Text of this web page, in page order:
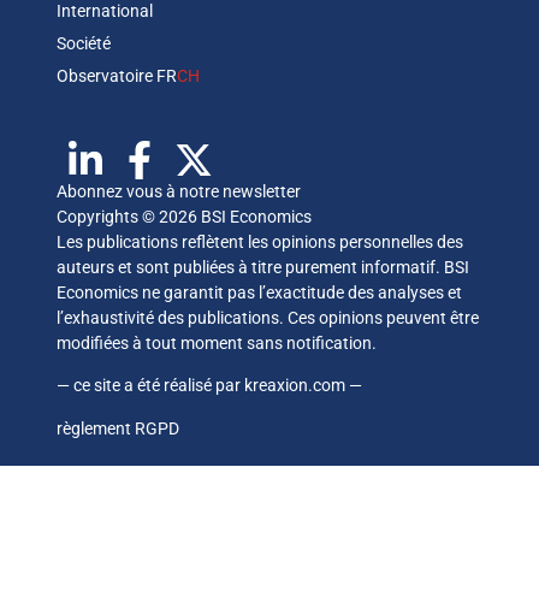
International
Société
Observatoire FRCH
Abonnez vous à notre newsletter
Copyrights © 2026 BSI Economics
Les publications reflètent les opinions personnelles des
auteurs et sont publiées à titre purement informatif. BSI
Economics ne garantit pas l’exactitude des analyses et
l’exhaustivité des publications. Ces opinions peuvent être
modifiées à tout moment sans notification.
— ce site a été réalisé par kreaxion.com —
règlement RGPD